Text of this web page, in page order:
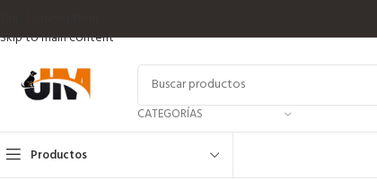
Skip to main content
CATEGORÍAS
Productos